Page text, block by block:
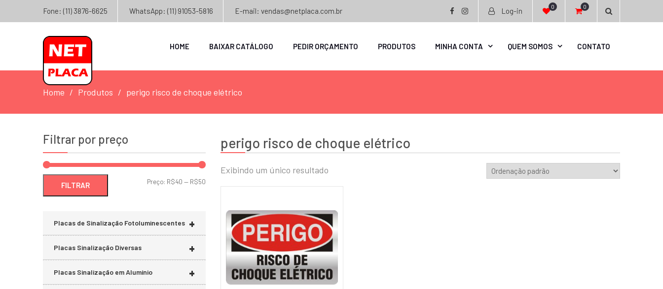
Fone: (11) 3876-6625 WhatsApp: (11) 91053-5816 E-mail: vendas@netplaca.com.br Log-in 0 0
HOME BAIXAR CATÁLOGO PEDIR ORÇAMENTO PRODUTOS MINHA CONTA QUEM SOMOS CONTATO
Home Produtos perigo risco de choque elétrico
perigo risco de choque elétrico
Exibindo um único resultado
Filtrar por preço
FILTRAR Preço: R$40 — R$50
+
Placas de Sinalização Fotoluminescentes
+
Placas Sinalização Diversas
+
Placas Sinalização em Alumínio